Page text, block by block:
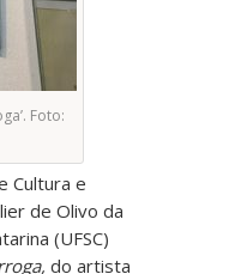
Foto:
Cultura e
de Olivo da
(UFSC)
do artista